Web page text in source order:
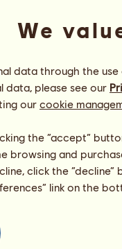
4%
1%
2381.88
1449.84
We
data through the
data, please see our
our cookie
the “accept”
browsing and
click the
link on the